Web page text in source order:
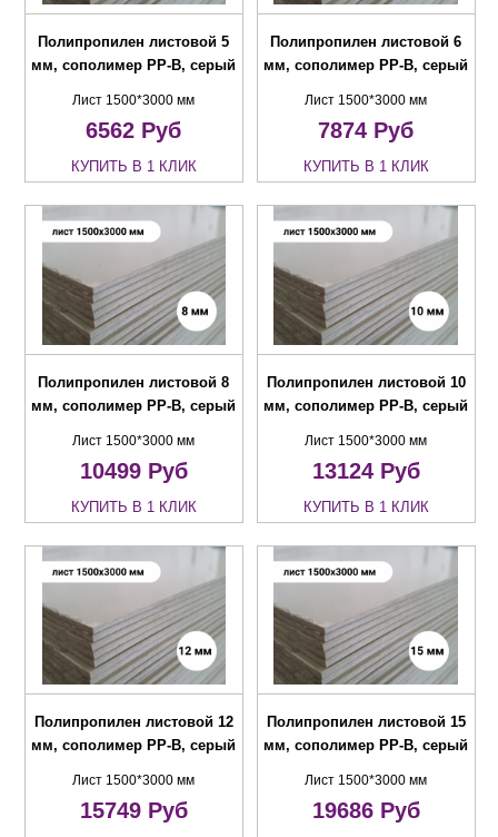
Полипропилен листовой 5
мм, сополимер PP-B, серый
Лист 1500*3000 мм
6562 Руб
КУПИТЬ В 1 КЛИК
Полипропилен листовой 6
мм, сополимер PP-B, серый
Лист 1500*3000 мм
7874 Руб
КУПИТЬ В 1 КЛИК
Полипропилен листовой 8
мм, сополимер PP-B, серый
Лист 1500*3000 мм
10499Руб
КУПИТЬ В 1 КЛИК
Полипропилен листовой 10
мм, сополимер PP-B, серый
Лист 1500*3000 мм
13124Руб
КУПИТЬ В 1 КЛИК
Полипропилен листовой 12
мм, сополимер PP-B, серый
Лист 1500*3000 мм
15749Руб
Полипропилен листовой 15
мм, сополимер PP-B, серый
Лист 1500*3000 мм
19686Руб